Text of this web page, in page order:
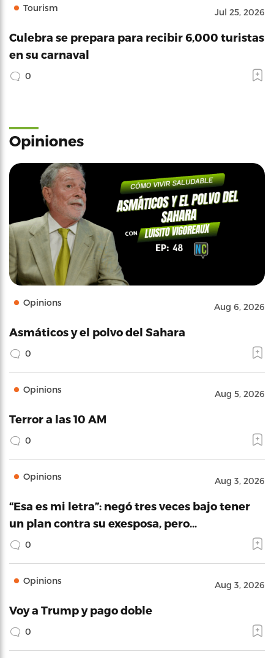
Tourism Jul 25, 2026
Culebra se prepara para recibir 6,000 turistas
en su carnaval
0
Opiniones
Opinions Aug 6, 2026
Asmáticos y el polvo del Sahara
0
Opinions Aug 5, 2026
Terror a las 10 AM
0
Opinions Aug 3, 2026
“Esa es mi letra”: negó tres veces bajo tener
un plan contra su exesposa, pero…
0
Opinions Aug 3, 2026
Voy a Trump y pago doble
0